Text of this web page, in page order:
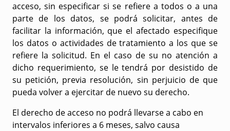
acceso, sin especificar si se refiere a todos o a una
parte de los datos, se podrá solicitar, antes de
facilitar la información, que el afectado especifique
los datos o actividades de tratamiento a los que se
refiere la solicitud. En el caso de su no atención a
dicho requerimiento, se le tendrá por desistido de
su petición, previa resolución, sin perjuicio de que
pueda volver a ejercitar de nuevo su derecho.
El derecho de acceso no podrá llevarse a cabo en
intervalos inferiores a 6 meses, salvo causa